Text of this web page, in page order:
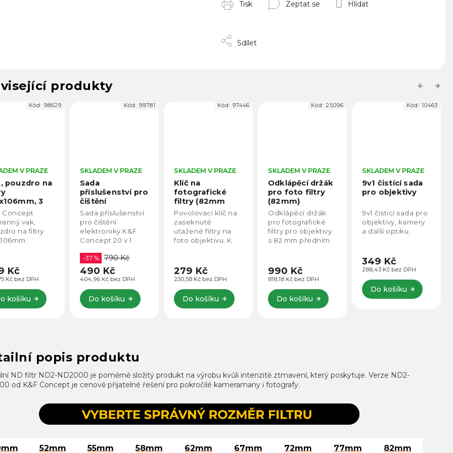
Tisk Zeptat se Hlídat
Sdílet
produkty Previous
pro
K&F
20v1
V PRAZE
Kč bez DPH
Kč
košíku
příslušenství
K&F
20 v 1
kdo
o svá
za to
V...
Kód:99781
Klíč na
fotografické
filtry (82mm
86mm 95mm)
SKLADEM V PRAZE
230,58 Kč bez DPH
279 Kč
Do košíku
Povolovací klíč na
zaseknuté
utažené filtry na
foto objektivu. K
většinou dochází
kvůli
mikročásticem,
Kód: 97446
Odklápěcí držák
pro foto filtry
(82mm)
SKLADEM V PRAZE
818,18 Kč bez DPH
990 Kč
Do košíku
Odklápěcí držák
pro fotografické
filtry pro objektivy
s 82 mm předním
odklopení ND, CPL,
či UV filtrů.
Kód: 25096
9v1 čistící sada
pro objektivy
SKLADEM V PRAZE
288,43 Kč bez DPH
Do košíku
9v1 čisticí sada pro
objektivy, kamery
a další optiku.
Kód:10463
LENSBOT 14v1
multifunkční
SKLADEM V PRAZE
487,60 Kč bez DPH
590 Kč
Do košíku
LENSBOT 14v1
Čistící sada je
univerzální řešení
Obsahuje
specializované
fotoaparátů,
klávesnic,
Kód: 37107
Next
popis produktu
ND filtr ND2-ND2000 je poměrně složitý produkt na výrobu kvůli intenzitě ztmavení, který poskytuje. Verze ND2-
od K&F Concept je cenově přijatelné řešení pro pokročilé kameramany i fotografy.
52mm 55mm 58mm 62mm 67mm 72mm 77mm 82mm